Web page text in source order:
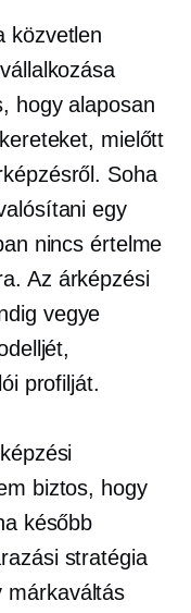
közvetlen
hogy alaposan
mielőtt
Soha
egy
nincs értelme
Az árképzési
vegye
profilját.
biztos, hogy
később
stratégia
márkaváltás